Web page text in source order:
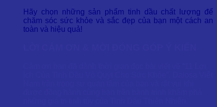
Hãy chọn những sản phẩm tinh dầu chất lượng để
chăm sóc sức khỏe và sắc đẹp của bạn một cách an
toàn và hiệu quả!